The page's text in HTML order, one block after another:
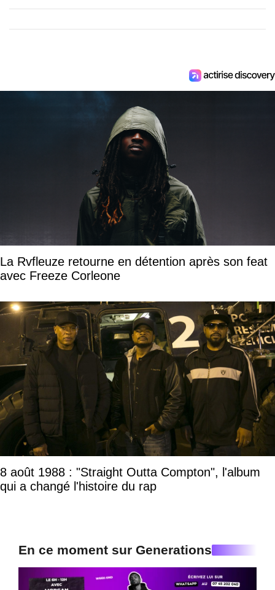
La Rvfleuze retourne en détention après son feat
avec Freeze Corleone
8 août 1988 : "Straight Outta Compton", l'album
qui a changé l'histoire du rap
En ce moment sur Generations